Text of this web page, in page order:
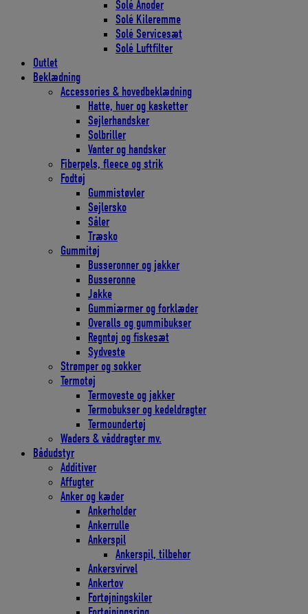
Solé Anoder
Solé Kileremme
Solé Servicesæt
Solé Luftfilter
Outlet
Beklædning
Accessories & hovedbeklædning
Hatte, huer og kasketter
Sejlerhandsker
Solbriller
Vanter og handsker
Fiberpels, fleece og strik
Fodtøj
Gummistøvler
Sejlersko
Såler
Træsko
Gummitøj
Busseronner og jakker
Busseronne
Jakke
Gummiærmer og forklæder
Overalls og gummibukser
Regntøj og fiskesæt
Sydveste
Strømper og sokker
Termotøj
Termoveste og jakker
Termobukser og kedeldragter
Termoundertøj
Waders & våddragter mv.
Bådudstyr
Additiver
Affugter
Anker og kæder
Ankerholder
Ankerrulle
Ankerspil
Ankerspil, tilbehør
Ankersvirvel
Ankertov
Fortøjningskiler